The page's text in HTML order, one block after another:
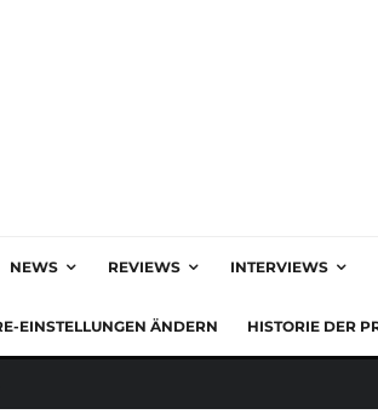
NEWS REVIEWS INTERVIEWS
EINSTELLUNGEN ÄNDERN HISTORIE DER